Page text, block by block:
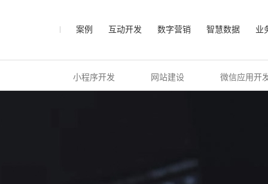
案例 互动开发 数字营销 智慧数据 业
小程序开发 网站建设 微信应用开